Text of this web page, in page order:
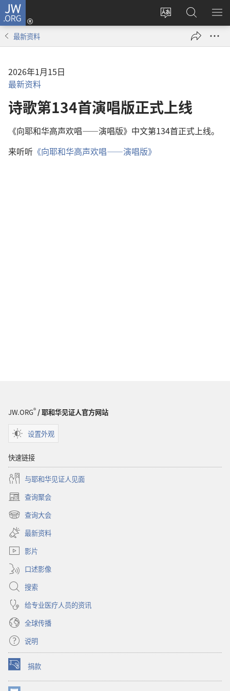
JW.ORG
更
登
录
（打
搜
索
JW.ORG
显
最新资料
2026年1月15日
最新资料
诗歌第134首演唱版正式上线
《向耶和华高声欢唱——演唱版》中文第134首正式上线。
来听听 《向耶和华高声欢唱——演唱版》
JW.ORG®/ 耶和华见证人官方网站
设置外观
快速链接
与耶和华见证人见面
查询聚会
（打
开
新
窗
口）
查询大会
（打
开
新
窗
最新资料
影片
口述影像
搜索
给专业医疗人员的资讯
全球传播
说明
捐款
（打
开